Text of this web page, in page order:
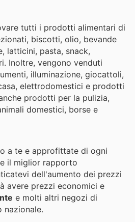
tutti i prodotti alimentari di
biscotti, olio, bevande
latticini, pasta, snack,
Inoltre, vengono venduti
illuminazione, giocattoli,
elettrodomestici e prodotti
prodotti per la pulizia,
domestici, borse e
a te e approfittate di ogni
il miglior rapporto
dell'aumento dei prezzi
avere prezzi economici e
e molti altri negozi di
nazionale.